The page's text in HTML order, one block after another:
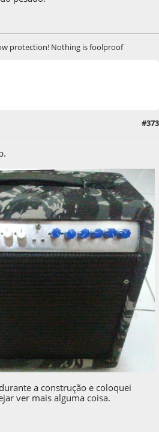
protection! Nothing is foolproof
#373
a construção e coloquei
ver mais alguma coisa.